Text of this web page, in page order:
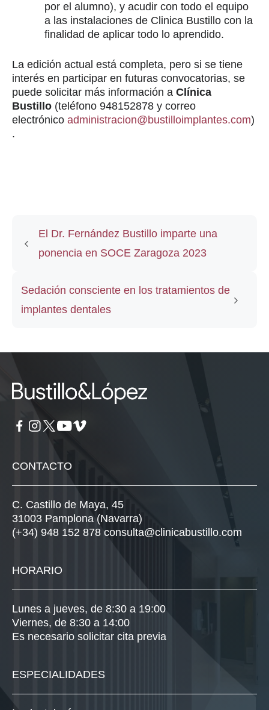
por el alumno), y acudir con todo el equipo
a las instalaciones de Clinica Bustillo con la
finalidad de aplicar todo lo aprendido.
La edición actual está completa, pero si se tiene
interés en participar en futuras convocatorias, se
puede solicitar más información a Clínica
Bustillo (teléfono 948152878 y correo
electrónico administracion@bustilloimplantes.com)
.
El Dr. Fernández Bustillo imparte una
ponencia en SOCE Zaragoza 2023
Sedación consciente en los tratamientos de
implantes dentales
CONTACTO
C. Castillo de Maya, 45
31003 Pamplona (Navarra)
(+34) 948 152 878 consulta@clinicabustillo.com
HORARIO
Lunes a jueves, de 8:30 a 19:00
Viernes, de 8:30 a 14:00
Es necesario solicitar cita previa
ESPECIALIDADES